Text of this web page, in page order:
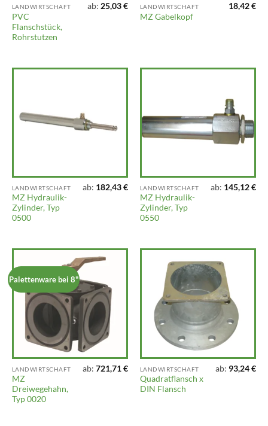
LANDWIRTSCHAFT
PVC
Flanschstück,
Rohrstutzen
ab: 25,03€ LANDWIRTSCHAFT
MZ Gabelkopf
18,42€
LANDWIRTSCHAFT
MZ Hydraulik-
Zylinder, Typ
0500
ab: 182,43€ LANDWIRTSCHAFT
MZ Hydraulik-
Zylinder, Typ
0550
ab: 145,12€
Palettenware bei 8"
LANDWIRTSCHAFT
MZ
Dreiwegehahn,
Typ 0020
ab:721,71€ LANDWIRTSCHAFT
Quadratflansch x
DIN Flansch
ab: 93,24€